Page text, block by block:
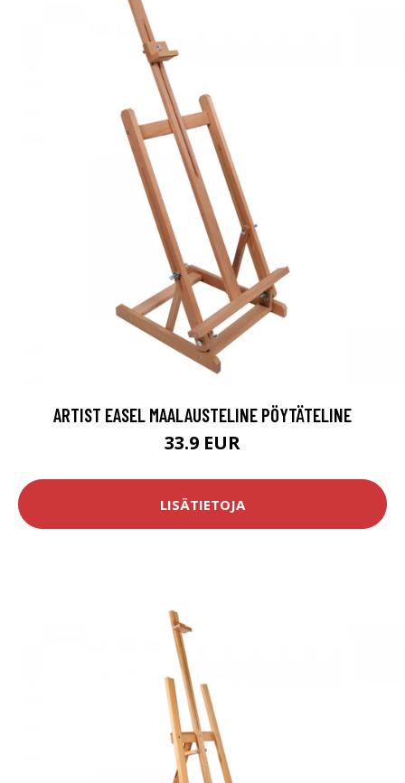
ARTIST EASEL MAALAUSTELINE PÖYTÄTELINE
33.9 EUR
LISÄTIETOJA